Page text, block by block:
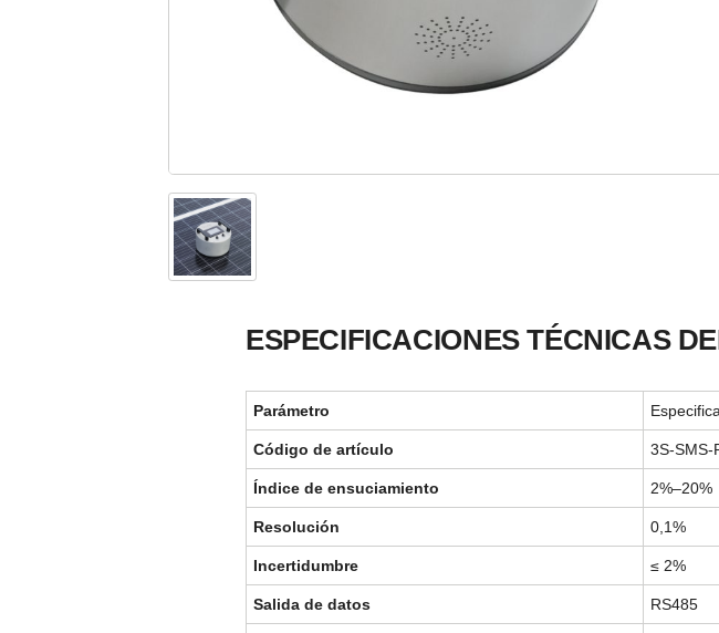
ESPECIFICACIONES TÉCNICAS
Parámetro
Código de artículo 3S-SMS-
Índice de ensuciamiento 2%–20%
Resolución 0,1%
Incertidumbre ≤ 2%
Salida de datos RS485